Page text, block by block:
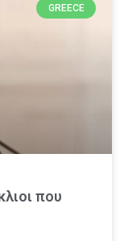
GREECE
που